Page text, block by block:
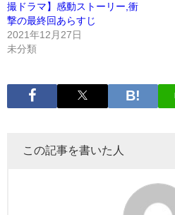
撮ドラマ】感動ストーリー,衝
撃の最終回あらすじ
2021年12月27日
未分類
この記事を書いた人